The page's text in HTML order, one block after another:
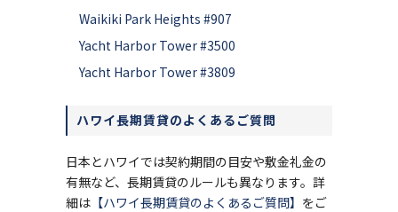
Waikiki Park Heights #907
Yacht Harbor Tower #3500
Yacht Harbor Tower #3809
ハワイ長期賃貸のよくあるご質問
日本とハワイでは契約期間の目安や敷金礼金の
有無など、長期賃貸のルールも異なります。詳
細は 【ハワイ長期賃貸のよくあるご質問】 をご